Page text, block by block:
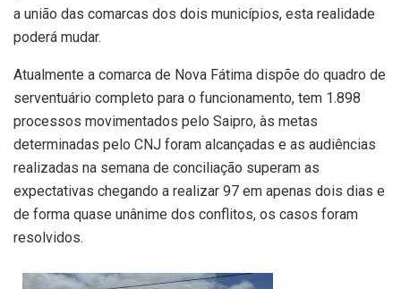
a união das comarcas dos dois municípios, esta realidade
poderá mudar.
Atualmente a comarca de Nova Fátima dispõe do quadro de
serventuário completo para o funcionamento, tem 1.898
processos movimentados pelo Saipro, às metas
determinadas pelo CNJ foram alcançadas e as audiências
realizadas na semana de conciliação superam as
expectativas chegando a realizar 97 em apenas dois dias e
de forma quase unânime dos conflitos, os casos foram
resolvidos.